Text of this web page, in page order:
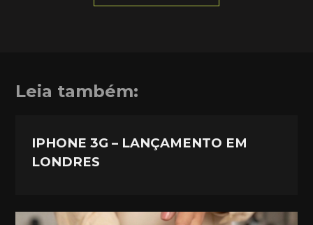
Leia também:
IPHONE 3G – LANÇAMENTO EM
LONDRES